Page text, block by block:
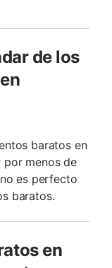
de los
baratos en
por menos de
es perfecto
baratos.
en